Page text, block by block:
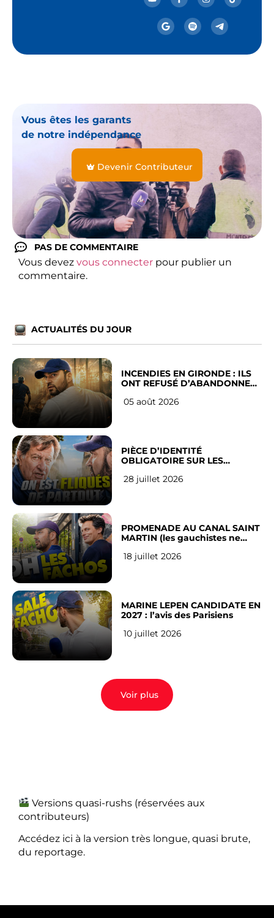
Vous êtes les garants
de notre indépendance
Devenir Contributeur
PAS DE COMMENTAIRE
Vous devez vous connecter pour publier un
commentaire.
ACTUALITÉS DU JOUR
INCENDIES EN GIRONDE : ILS
ONT REFUSÉ D’ABANDONNER
05 août 2026
PIÈCE D’IDENTITÉ
OBLIGATOIRE SUR LES
Français
28 juillet 2026
PROMENADE AU CANAL SAINT
MARTIN (les gauchistes ne
18 juillet 2026
MARINE LEPEN CANDIDATE EN
2027 : l’avis des Parisiens
10 juillet 2026
Voir plus
Versions quasi-rushs (réservées aux
contributeurs)
Accédez ici à la version très longue, quasi brute,
du reportage.